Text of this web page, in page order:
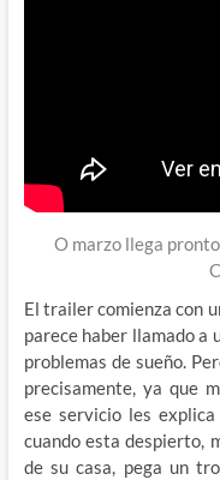
O marzo llega
El trailer comienza con
parece haber llamado a
problemas de sueño.
precisamente, ya que
ese servicio les
cuando esta despierto,
de su casa, pega un